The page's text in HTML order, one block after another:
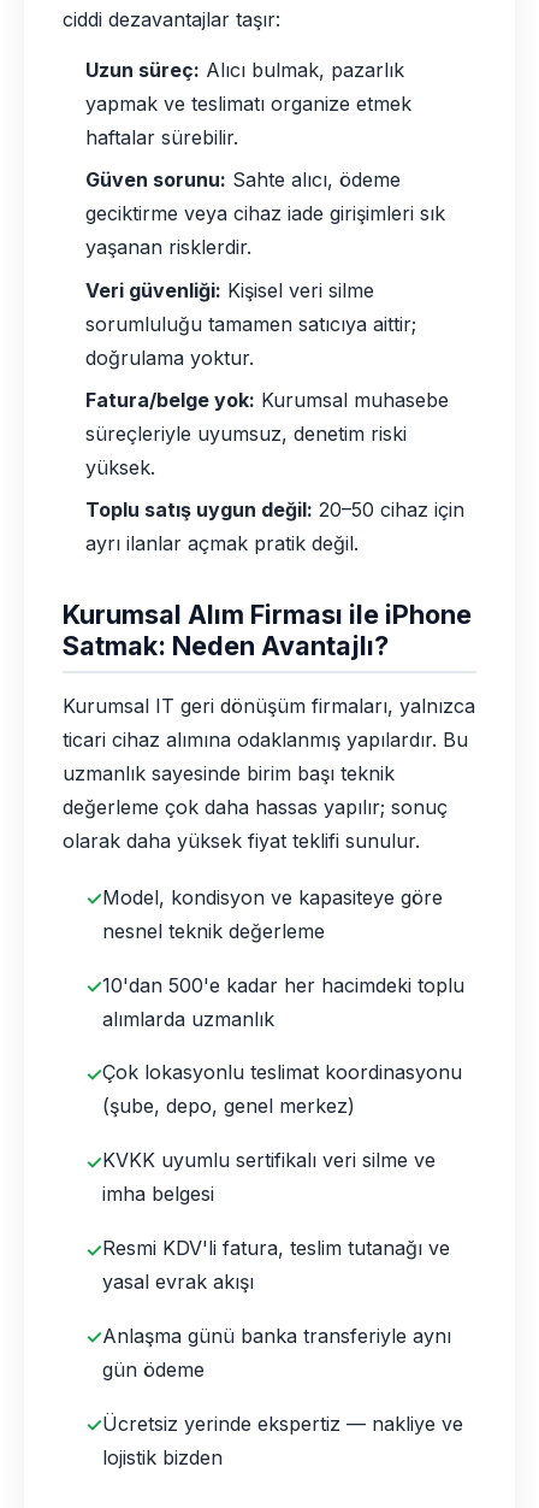
ciddi dezavantajlar taşır:
Uzun süreç: Alıcı bulmak, pazarlık
yapmak ve teslimatı organize etmek
haftalar sürebilir.
Güven sorunu: Sahte alıcı, ödeme
geciktirme veya cihaz iade girişimleri sık
yaşanan risklerdir.
Veri güvenliği: Kişisel veri silme
sorumluluğu tamamen satıcıya aittir;
doğrulama yoktur.
Fatura/belge yok: Kurumsal muhasebe
süreçleriyle uyumsuz, denetim riski
yüksek.
Toplu satış uygun değil: 20–50 cihaz için
ayrı ilanlar açmak pratik değil.
Kurumsal Alım Firması ile iPhone
Satmak: Neden Avantajlı?
Kurumsal IT geri dönüşüm firmaları, yalnızca
ticari cihaz alımına odaklanmış yapılardır. Bu
uzmanlık sayesinde birim başı teknik
değerleme çok daha hassas yapılır; sonuç
olarak daha yüksek fiyat teklifi sunulur.
Model, kondisyon ve kapasiteye göre
nesnel teknik değerleme
10'dan 500'e kadar her hacimdeki toplu
alımlarda uzmanlık
Çok lokasyonlu teslimat koordinasyonu
(şube, depo, genel merkez)
KVKK uyumlu sertifikalı veri silme ve
imha belgesi
Resmi KDV'li fatura, teslim tutanağı ve
yasal evrak akışı
Anlaşma günü banka transferiyle aynı
gün ödeme
Ücretsiz yerinde ekspertiz — nakliye ve
lojistik bizden